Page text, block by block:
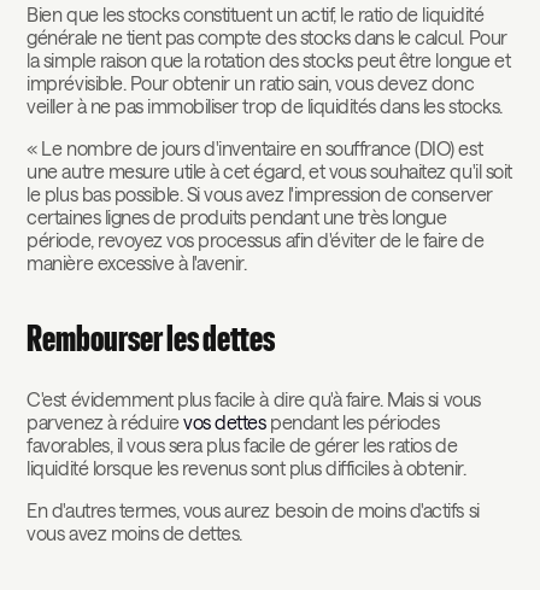
Bien que les stocks constituent un actif, le ratio de liquidité
générale ne tient pas compte des stocks dans le calcul. Pour
la simple raison que la rotation des stocks peut être longue et
imprévisible. Pour obtenir un ratio sain, vous devez donc
veiller à ne pas immobiliser trop de liquidités dans les stocks.
« Le nombre de jours d'inventaire en souffrance (DIO) est
une autre mesure utile à cet égard, et vous souhaitez qu'il soit
le plus bas possible. Si vous avez l'impression de conserver
certaines lignes de produits pendant une très longue
période, revoyez vos processus afin d'éviter de le faire de
manière excessive à l'avenir.
Rembourser les dettes
C'est évidemment plus facile à dire qu'à faire. Mais si vous
parvenez à réduirevos dettespendant les périodes
favorables, il vous sera plus facile de gérer les ratios de
liquidité lorsque les revenus sont plus difficiles à obtenir.
En d'autres termes, vous aurez besoin de moins d'actifs si
vous avez moins de dettes.